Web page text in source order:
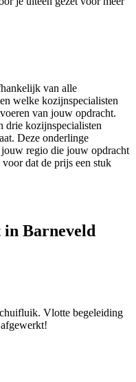
van alle
welke kozijnspecialisten
van jouw opdracht.
drie kozijnspecialisten
Deze onderlinge
regio die jouw opdracht
dat de prijs een stuk
in Barneveld
Vlotte begeleiding